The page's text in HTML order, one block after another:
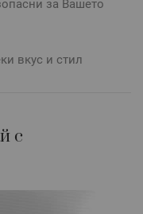
за Вашето
вкус и стил
с